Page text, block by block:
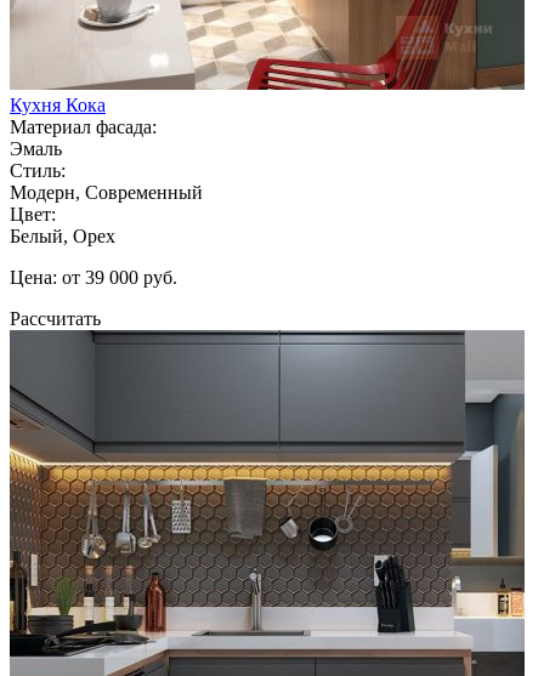
Кухня Кока
Материал фасада:
Эмаль
Стиль:
Модерн, Современный
Цвет:
Белый, Орех
Цена: от 39 000 руб.
Рассчитать